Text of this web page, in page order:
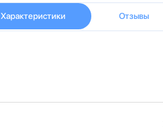
Характеристики Отзывы